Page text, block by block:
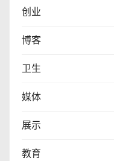
创业
博客
卫生
媒体
展示
教育